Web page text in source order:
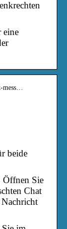
eine
beide
Sie
Chat